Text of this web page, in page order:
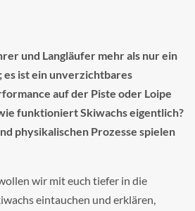
und Langläufer mehr als nur ein
es ist ein unverzichtbares
auf der Piste oder Loipe
funktioniert Skiwachs eigentlich?
physikalischen Prozesse spielen
wir mit euch tiefer in die
eintauchen und erklären,